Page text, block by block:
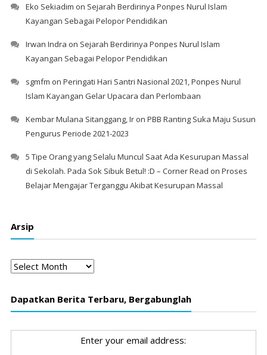
Eko Sekiadim on Sejarah Berdirinya Ponpes Nurul Islam
Kayangan Sebagai Pelopor Pendidikan
Irwan Indra on Sejarah Berdirinya Ponpes Nurul Islam
Kayangan Sebagai Pelopor Pendidikan
sgmfm on Peringati Hari Santri Nasional 2021, Ponpes Nurul
Islam Kayangan Gelar Upacara dan Perlombaan
Kembar Mulana Sitanggang, Iron PBB Ranting Suka Maju Susun
Pengurus Periode 2021-2023
5 Tipe Orang yang Selalu Muncul Saat Ada Kesurupan Massal
di Sekolah. Pada Sok Sibuk Betul! :D – Corner Read on Proses
Belajar Mengajar Terganggu Akibat Kesurupan Massal
Arsip
Arsip
Dapatkan Berita Terbaru, Bergabunglah
Enter your email address: